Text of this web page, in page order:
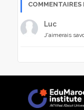
COMMENTAIRES
Luc
J'aimerais